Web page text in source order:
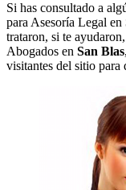
Si has consultado a
para Asesoría Legal en
trataron, si te
Abogados en San Blas,
visitantes del sitio para